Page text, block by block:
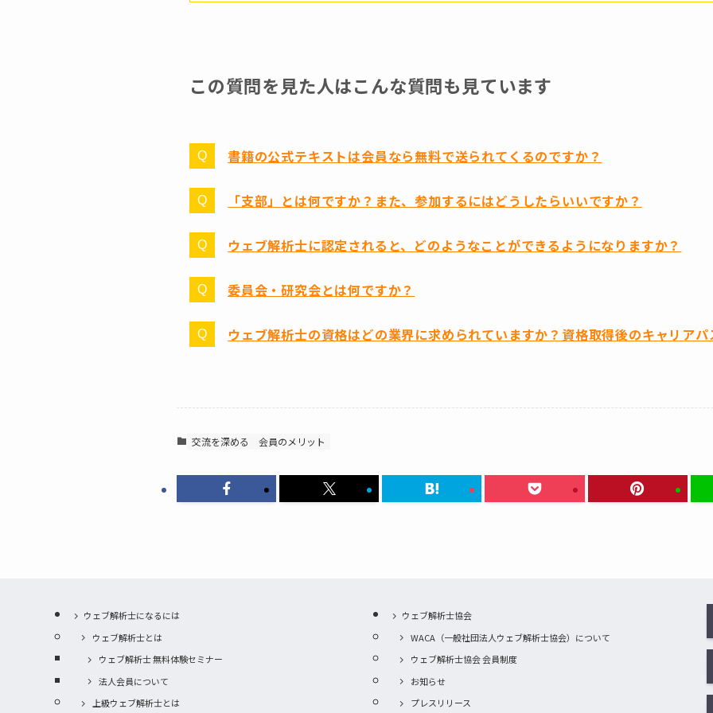
この質問を見た人はこんな質問も見ています
書籍の公式テキストは会員なら無料で送られてくるのですか？
「支部」とは何ですか？また、参加するにはどうしたらいいですか？
ウェブ解析士に認定されると、どのようなことができるようになりますか？
委員会・研究会とは何ですか？
ウェブ解析士の資格はどの業界に求められていますか？資格取得後のキャリアパ
交流を深める 会員のメリット
ウェブ解析士になるには
ウェブ解析士とは
ウェブ解析士 無料体験セミナー
法人会員について
上級ウェブ解析士とは
ウェブ解析士協会
WACA（一般社団法人ウェブ解析士協会）について
ウェブ解析士協会 会員制度
お知らせ
プレスリリース